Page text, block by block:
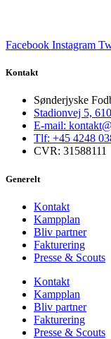
Facebook Instagram
Kontakt
Sønderjyske
Stadionvej 5,
E-mail:
Tlf: +45 4248
CVR: 31588111
Generelt
Kontakt
Kampplan
Bliv partner
Fakturering
Presse & Scouts
Kontakt
Kampplan
Bliv partner
Fakturering
Presse & Scouts